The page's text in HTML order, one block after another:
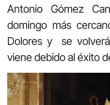
Antonio Gómez
domingo más
Dolores y se
viene debido al éxito